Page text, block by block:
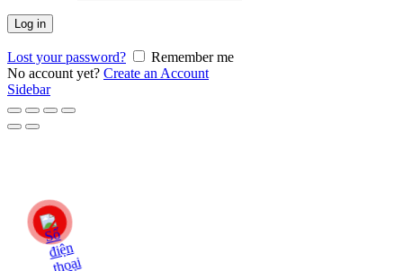
Log in
Lost your password?
Remember me
No account yet? Create an Account
Sidebar